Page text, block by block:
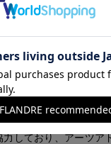
ージのテキスタイル
イルや最高級のクレ
て生まれたスカーフブ
ーであるアートディ
豊かなタペストリー
ルクに変換しオリジナ
は、シルクスカーフの
しており、アーツア